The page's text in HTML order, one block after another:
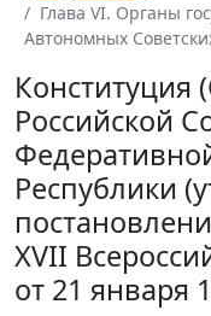
Глава VI. Органы
Автономных
Конституция
Российской
Республики
XVII
от 21 января